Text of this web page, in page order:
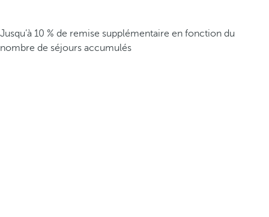
Jusqu’à 10 % de remise supplémentaire en fonction du
nombre de séjours accumulés